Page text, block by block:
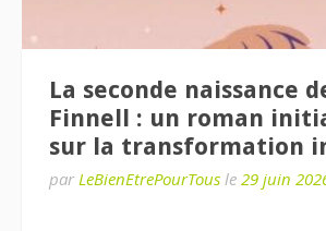
La seconde naissance
Finnell : un roman
sur la transformation
par LeBienEtrePourTous le 29 juin